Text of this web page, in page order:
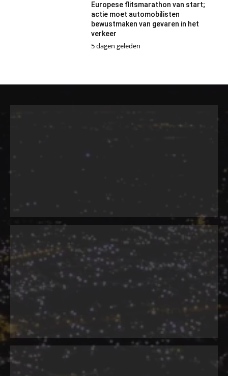
Europese flitsmarathon van start;
actie moet automobilisten
bewustmaken van gevaren in het
verkeer
5 dagen geleden